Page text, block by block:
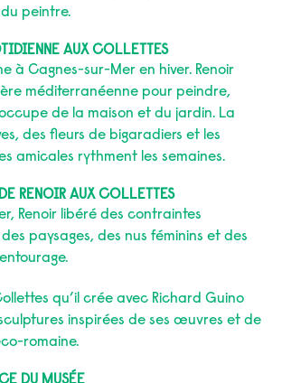
peintre.
AUX COLLETTES
à Cagnes-sur-Mer en hiver. Renoir
méditerranéenne pour peindre,
de la maison et du jardin. La
des fleurs de bigaradiers et les
amicales rythment les semaines.
RENOIR AUX COLLETTES
Renoir libéré des contraintes
paysages, des nus féminins et des
qu’il crée avec Richard Guino
inspirées de ses œuvres et de
romaine.